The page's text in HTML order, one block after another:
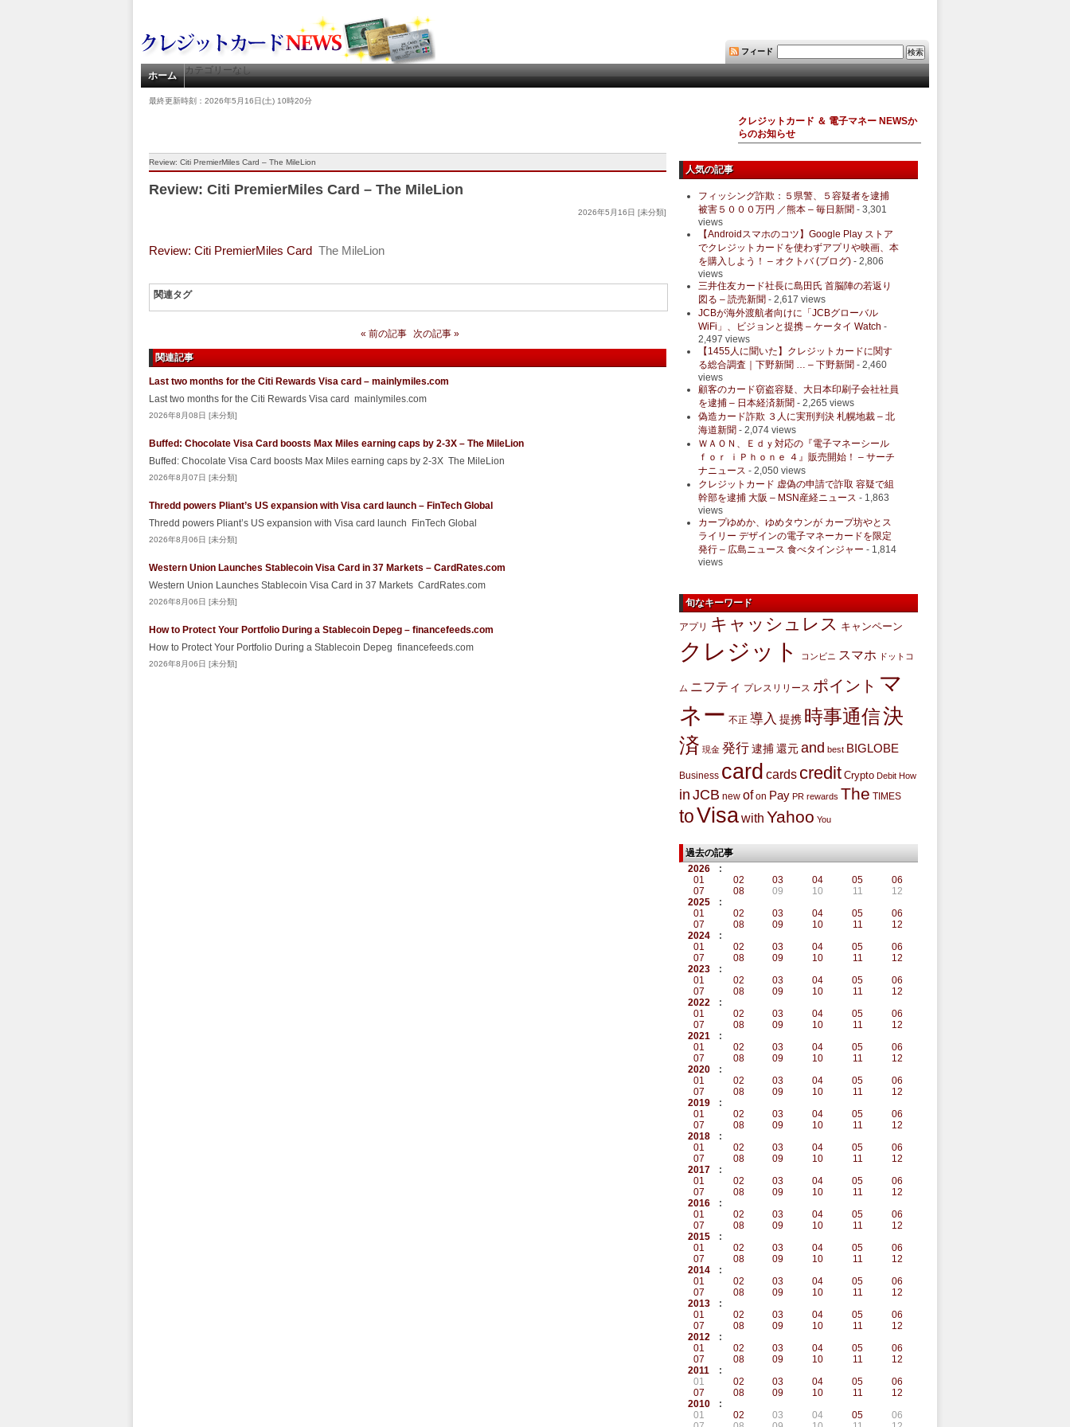
フィード
ホーム カテゴリーなし
最終更新時刻：2026年5月16日(土) 10時20分
クレジットカード ＆ 電子マネー NEWSか
らのお知らせ
Review: Citi PremierMiles Card – The MileLion
Review: Citi PremierMiles Card – The MileLion
2026年5月16日 [未分類]
Review: Citi PremierMiles Card The MileLion
関連タグ
« 前の記事 次の記事 »
関連記事
Last two months for the Citi Rewards Visa card – mainlymiles.com
Last two months for the Citi Rewards Visa card mainlymiles.com
2026年8月08日 [未分類]
Buffed: Chocolate Visa Card boosts Max Miles earning caps by 2-3X – The MileLion
Buffed: Chocolate Visa Card boosts Max Miles earning caps by 2-3X The MileLion
2026年8月07日 [未分類]
Thredd powers Pliant’s US expansion with Visa card launch – FinTech Global
Thredd powers Pliant’s US expansion with Visa card launch FinTech Global
2026年8月06日 [未分類]
Western Union Launches Stablecoin Visa Card in 37 Markets – CardRates.com
Western Union Launches Stablecoin Visa Card in 37 Markets CardRates.com
2026年8月06日 [未分類]
How to Protect Your Portfolio During a Stablecoin Depeg – financefeeds.com
How to Protect Your Portfolio During a Stablecoin Depeg financefeeds.com
2026年8月06日 [未分類]
人気の記事
フィッシング詐欺：５県警、５容疑者を逮捕
被害５０００万円 ／熊本 – 毎日新聞 - 3,301
views
【Androidスマホのコツ】Google Play ストア
でクレジットカードを使わずアプリや映画、本
を購入しよう！ – オクトバ (ブログ) - 2,806
views
三井住友カード社長に島田氏 首脳陣の若返り
図る – 読売新聞 - 2,617 views
JCBが海外渡航者向けに「JCBグローバル
WiFi」、ビジョンと提携 – ケータイ Watch -
2,497 views
【1455人に聞いた】クレジットカードに関す
る総合調査｜下野新聞 … – 下野新聞 - 2,460
views
顧客のカード窃盗容疑、大日本印刷子会社社員
を逮捕 – 日本経済新聞 - 2,265 views
偽造カード詐欺 ３人に実刑判決 札幌地裁 – 北
海道新聞 - 2,074 views
ＷＡＯＮ、Ｅｄｙ対応の『電子マネーシール
ｆｏｒ ｉＰｈｏｎｅ ４』販売開始！ – サーチ
ナニュース - 2,050 views
クレジットカード 虚偽の申請で詐取 容疑で組
幹部を逮捕 大阪 – MSN産経ニュース - 1,863
views
カープゆめか、ゆめタウンが カープ坊やとス
ライリー デザインの電子マネーカードを限定
発行 – 広島ニュース 食べタインジャー - 1,814
views
旬なキーワード
アプリ キャッシュレス キャンペーン
クレジット コンビニ スマホ ドットコ
ム ニフティ プレスリリース ポイント マ
ネー 不正 導入 提携 時事通信決
済 現金 発行 逮捕 還元and best BIGLOBE
Business card cards credit Crypto Debit How
in JCB new of on Pay PR rewards The TIMES
toVisawith Yahoo You
過去の記事
2026
:
01
02 03 04 05
06
07
08 09 10 11
12
2025
:
01
02 03 04 05
06
07
08 09 10 11
12
2024
:
01
02 03 04 05
06
07
08 09 10 11
12
2023
:
01
02 03 04 05
06
07
08 09 10 11
12
2022
:
01
02 03 04 05
06
07
08 09 10 11
12
2021
:
01
02 03 04 05
06
07
08 09 10 11
12
2020
:
01
02 03 04 05
06
07
08 09 10 11
12
2019
:
01
02 03 04 05
06
07
08 09 10 11
12
2018
:
01
02 03 04 05
06
07
08 09 10 11
12
2017
:
01
02 03 04 05
06
07
08 09 10 11
12
2016
:
01
02 03 04 05
06
07
08 09 10 11
12
2015
:
01
02 03 04 05
06
07
08 09 10 11
12
2014
:
01
02 03 04 05
06
07
08 09 10 11
12
2013
:
01
02 03 04 05
06
07
08 09 10 11
12
2012
:
01
02 03 04 05
06
07
08 09 10 11
12
2011
:
01
02 03 04 05
06
07
08 09 10 11
12
2010
:
01
02 03 04 05
06